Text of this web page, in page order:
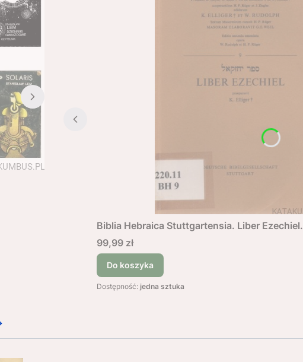
Biblia Hebraica Stuttgartensia. Liber Ezechiel.
Cena
99,99 zł
Do koszyka
Dostępność: jedna sztuka